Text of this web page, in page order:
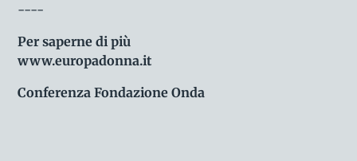
----
Per saperne di più
www.europadonna.it
Conferenza Fondazione Onda